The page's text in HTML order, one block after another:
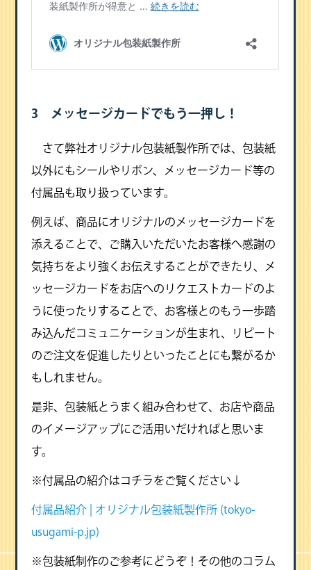
3 メッセージカードでもう一押し！
さて弊社オリジナル包装紙製作所では、包装紙
以外にもシールやリボン、メッセージカード等の
付属品も取り扱っています。
例えば、商品にオリジナルのメッセージカードを
添えることで、ご購入いただいたお客様へ感謝の
気持ちをより強くお伝えすることができたり、メ
ッセージカードをお店へのリクエストカードのよ
うに使ったりすることで、お客様とのもう一歩踏
み込んだコミュニケーションが生まれ、リピート
のご注文を促進したりといったことにも繋がるか
もしれません。
是非、包装紙とうまく組み合わせて、お店や商品
のイメージアップにご活用いだければと思いま
す。
※付属品の紹介はコチラをご覧ください↓
付属品紹介 | オリジナル包装紙製作所 (tokyo-
usugami-p.jp)
※包装紙制作のご参考にどうぞ！その他のコラム